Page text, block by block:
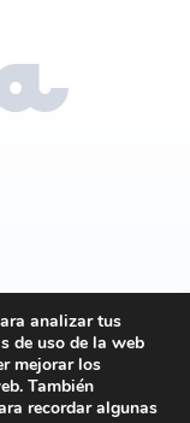
analizar tus
de uso de la web
mejorar los
También
recordar algunas